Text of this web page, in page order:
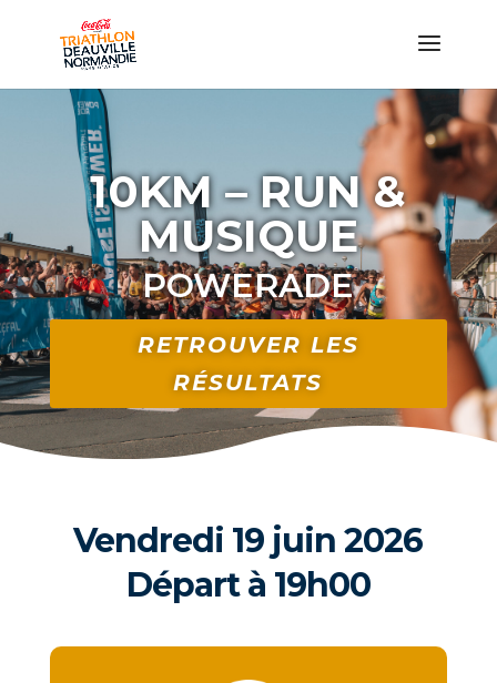
10KM – RUN &
MUSIQUE
POWERADE
RETROUVER LES
RÉSULTATS
Vendredi 19 juin 2026
Départ à 19h00